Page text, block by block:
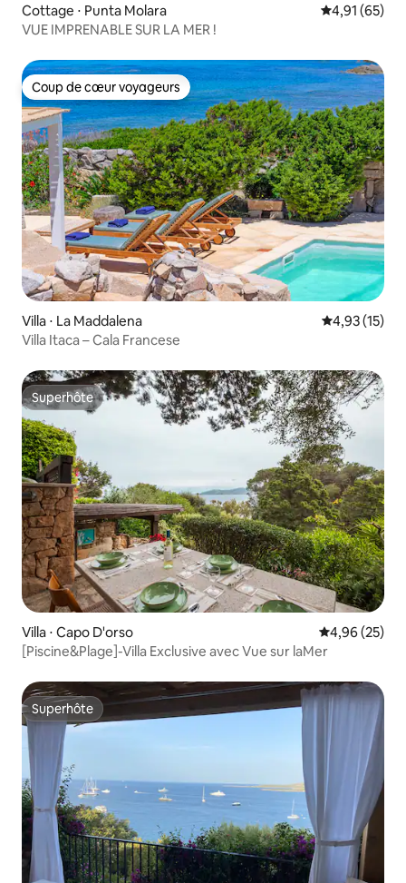
Cottage ⋅ Punta Molara Évaluation
4,91 (65)
VUE IMPRENABLE SUR LA MER !
Coup de cœur voyageurs
Coup de cœur voyageurs
Villa ⋅ La Maddalena Évaluation
4,93 (15)
Villa Itaca – Cala Francese
Superhôte
Superhôte
Villa ⋅ Capo D'orso Évaluation
4,96 (25)
[Piscine&Plage]-Villa Exclusive avec Vue sur laMer
Superhôte
Superhôte